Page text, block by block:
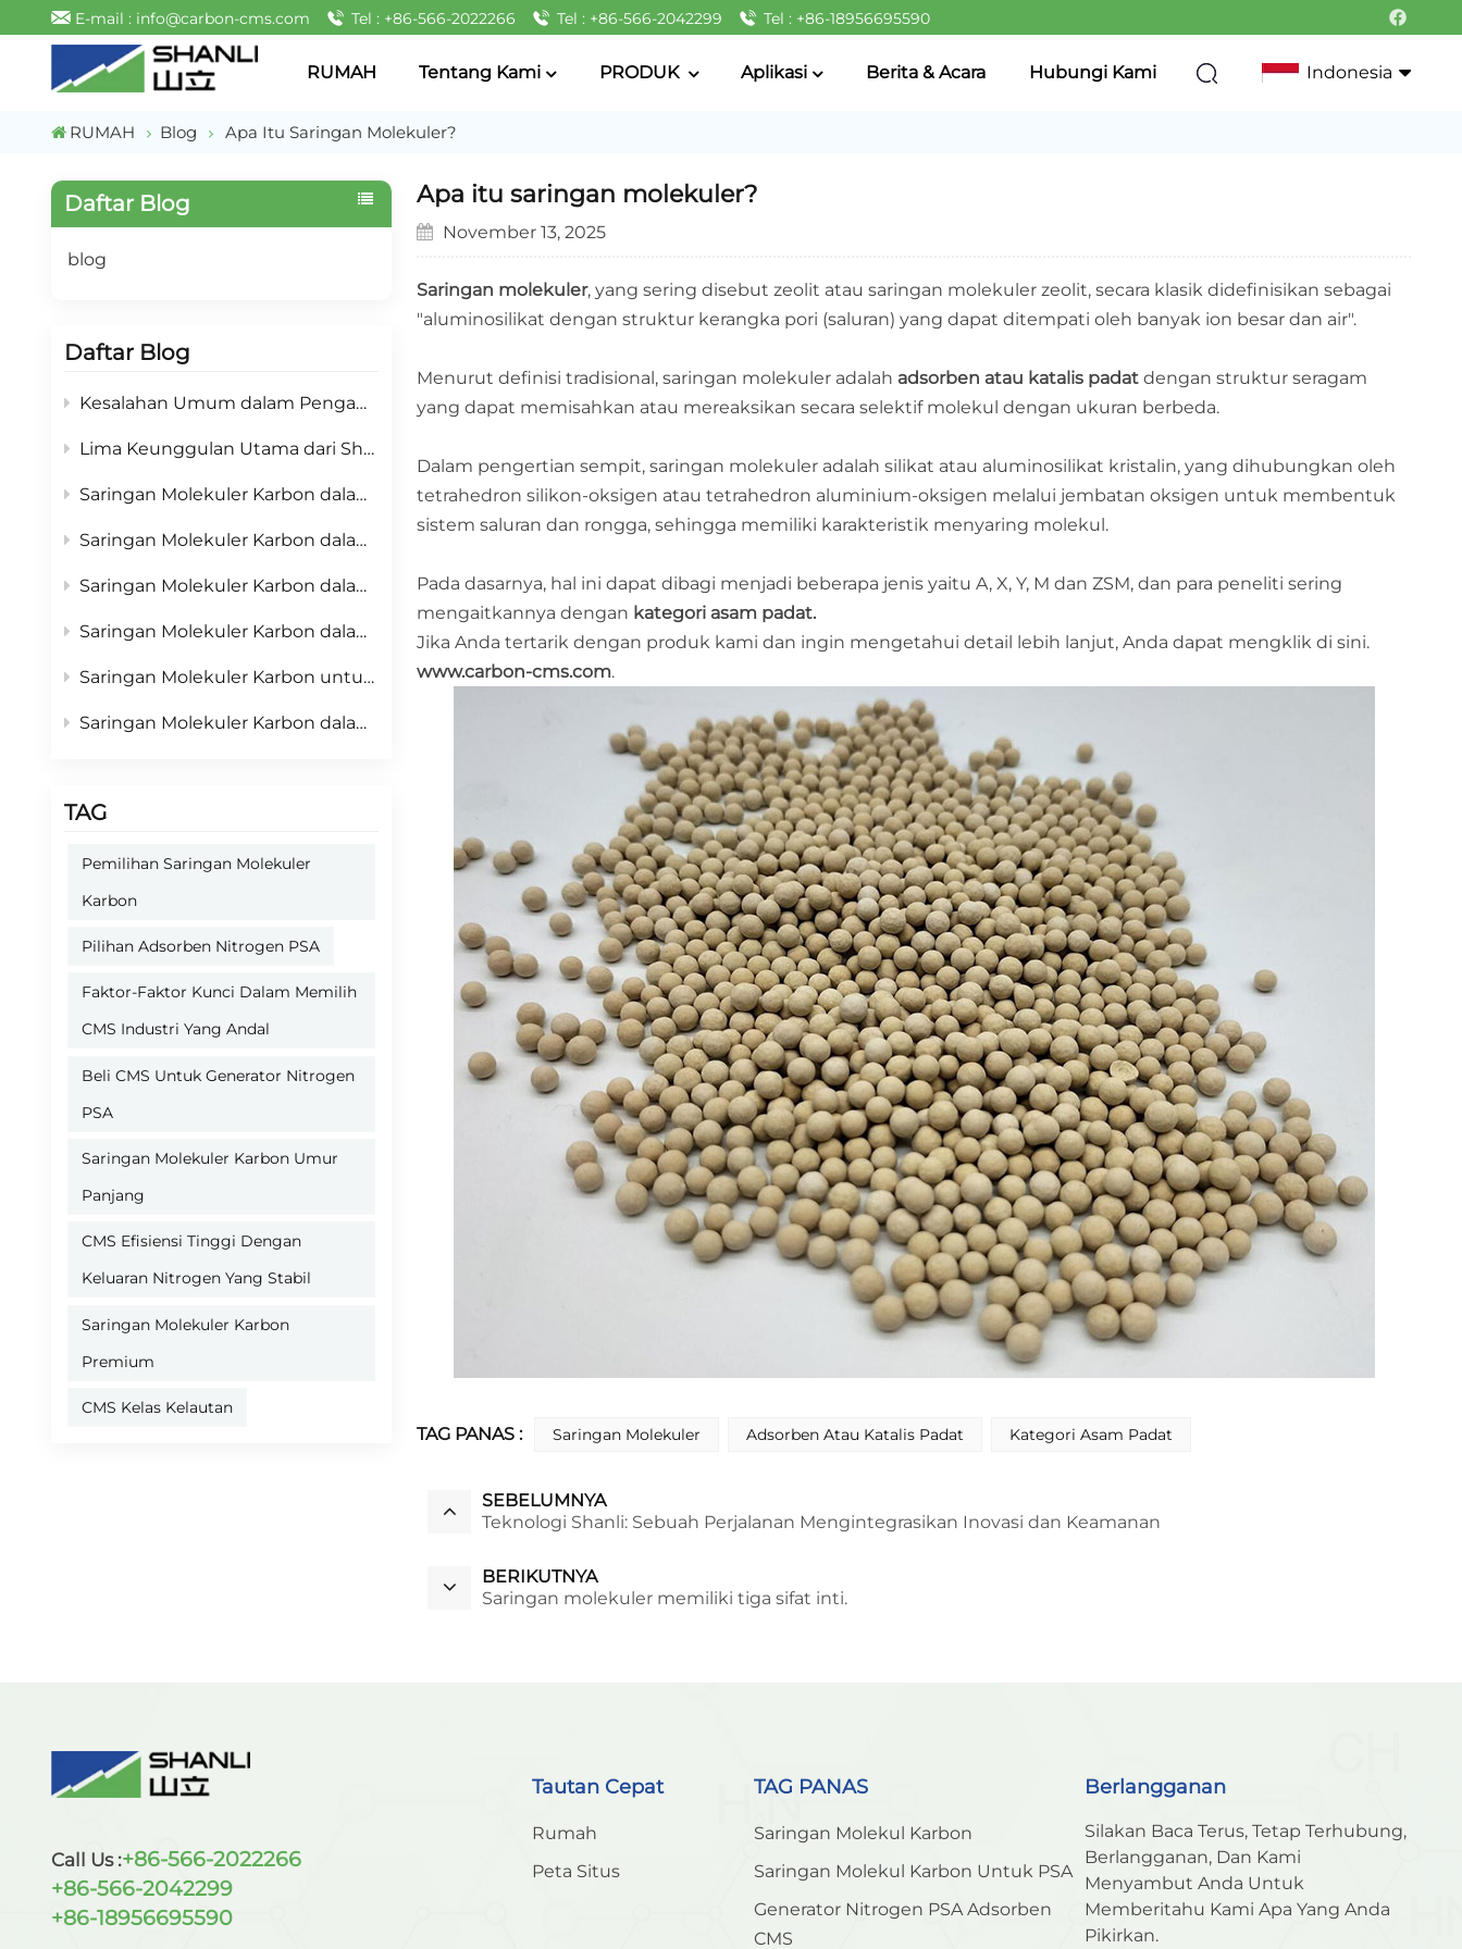
E-mail : info@carbon-cms.com Tel : +86-566-2022266 Tel : +86-566-2042299 Tel : +86-18956695590
RUMAH Tentang Kami PRODUK Aplikasi Berita & Acara Hubungi Kami Indonesia
Türkçe
بالعربية
RUMAH Blog Apa Itu Saringan Molekuler?
Daftar Blog
blog
Daftar Blog
Kesalahan Umum dalam Pengadaan CMS & Strategi Mitigasi: Panduan Pemilihan Adsorben Penghasil Nitrogen PSA
Lima Keunggulan Utama dari Shanli Carbon Molecular Sieve: Adsorben Andal untuk Pembangkitan Nitrogen di Lokasi PSA
Saringan Molekuler Karbon dalam Industri Kelautan: Material Inti untuk Generator Nitrogen PSA di Kapal & Keamanan Inertisasi Kapal
Saringan Molekuler Karbon dalam Industri Pertambangan: Material Inti untuk Keselamatan Tambang Bawah Tanah & Pencegahan Kebakaran
Saringan Molekuler Karbon dalam Industri Semikonduktor: Bahan Inti untuk Pasokan Nitrogen dengan Kemurnian Sangat Tinggi
Saringan Molekuler Karbon dalam Industri Perminyakan & Petrokimia: Material Inti untuk Produksi yang Aman & Daur Ulang Sumber Daya
Saringan Molekuler Karbon untuk Perlindungan Nitrogen Pengelasan: Meningkatkan Kualitas Pengelasan dengan Nitrogen PSA
Saringan Molekuler Karbon dalam Kemasan Nitrogen untuk Makanan: Kunci untuk Kesegaran dan Masa Simpan yang Lebih Lama
TAG
Pemilihan Saringan Molekuler
Karbon
Pilihan Adsorben Nitrogen PSA
Faktor-Faktor Kunci Dalam Memilih
CMS Industri Yang Andal
Beli CMS Untuk Generator Nitrogen
PSA
Saringan Molekuler Karbon Umur
Panjang
CMS Efisiensi Tinggi Dengan
Keluaran Nitrogen Yang Stabil
Saringan Molekuler Karbon
Premium
CMS Kelas Kelautan
Apa itu saringan molekuler?
November 13, 2025
Saringan molekuler, yang sering disebut zeolit ​​atau saringan molekuler zeolit, secara klasik didefinisikan sebagai
"aluminosilikat dengan struktur kerangka pori (saluran) yang dapat ditempati oleh banyak ion besar dan air".
Menurut definisi tradisional, saringan molekuler adalah adsorben atau katalis padat dengan struktur seragam
yang dapat memisahkan atau mereaksikan secara selektif molekul dengan ukuran berbeda.
Dalam pengertian sempit, saringan molekuler adalah silikat atau aluminosilikat kristalin, yang dihubungkan oleh
tetrahedron silikon-oksigen atau tetrahedron aluminium-oksigen melalui jembatan oksigen untuk membentuk
sistem saluran dan rongga, sehingga memiliki karakteristik menyaring molekul.
Pada dasarnya, hal ini dapat dibagi menjadi beberapa jenis yaitu A, X, Y, M dan ZSM, dan para peneliti sering
mengaitkannya dengan kategori asam padat.
Jika Anda tertarik dengan produk kami dan ingin mengetahui detail lebih lanjut, Anda dapat mengklik di sini.
www.carbon-cms.com.
TAG PANAS : Saringan Molekuler Adsorben Atau Katalis Padat Kategori Asam Padat
SEBELUMNYA
Teknologi Shanli: Sebuah Perjalanan Mengintegrasikan Inovasi dan Keamanan
BERIKUTNYA
Saringan molekuler memiliki tiga sifat inti.
Call Us :+86-566-2022266
+86-566-2042299
+86-18956695590
Tautan Cepat
Rumah
Peta Situs
TAG PANAS
Saringan Molekul Karbon
Saringan Molekul Karbon Untuk PSA
Generator Nitrogen PSA Adsorben
CMS
Berlangganan
Silakan Baca Terus, Tetap Terhubung,
Berlangganan, Dan Kami
Menyambut Anda Untuk
Memberitahu Kami Apa Yang Anda
Pikirkan.